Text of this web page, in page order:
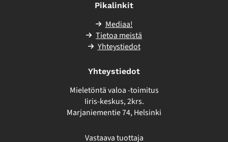
Pikalinkit
Mediaa!
Tietoa meistä
Yhteystiedot
Yhteystiedot
Mieletöntä valoa -toimitus
Iiris-keskus, 2krs.
Marjaniementie 74, Helsinki
Vastaava tuottaja